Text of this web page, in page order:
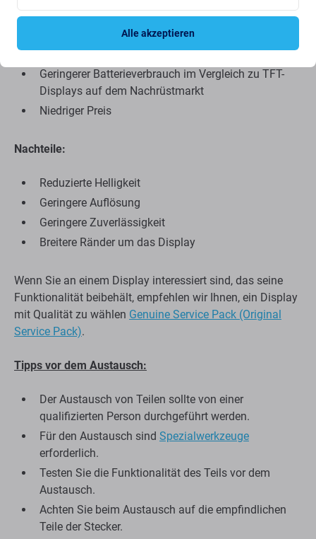
Bessere Helligkeit und besserer Kontrast als
Aftermarket-TFT-Display
Unterstützt Allways on display
Geringerer Batterieverbrauch im Vergleich zu TFT-
Displays auf dem Nachrüstmarkt
Niedriger Preis
Nachteile:
Reduzierte Helligkeit
Geringere Auflösung
Geringere Zuverlässigkeit
Breitere Ränder um das Display
Wenn Sie an einem Display interessiert sind, das seine
Funktionalität beibehält, empfehlen wir Ihnen, ein Display
mit Qualität zu wählen Genuine Service Pack (Original
Service Pack).
Tipps vor dem Austausch:
Der Austausch von Teilen sollte von einer
qualifizierten Person durchgeführt werden.
Für den Austausch sind Spezialwerkzeuge
erforderlich.
Testen Sie die Funktionalität des Teils vor dem
Austausch.
Achten Sie beim Austausch auf die empfindlichen
Teile der Stecker.
Alle akzeptieren